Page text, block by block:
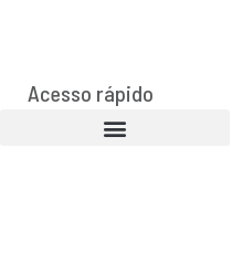
Acesso rápido